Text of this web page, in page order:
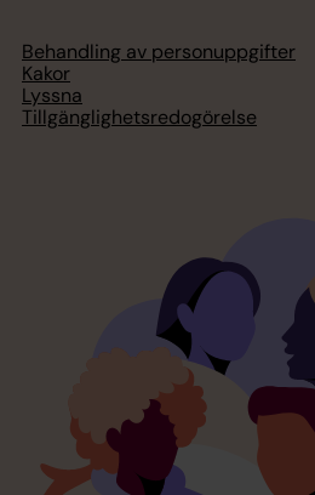
Behandling av personuppgifter
Kakor
Lyssna
Tillgänglighetsredogörelse